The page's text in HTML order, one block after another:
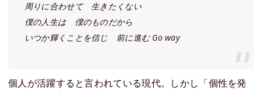
周りに合わせて 生きたくない
僕の人生は 僕のものだから
いつか輝くことを信じ 前に進む Go way
個人が活躍すると言われている現代。しかし「個性を発